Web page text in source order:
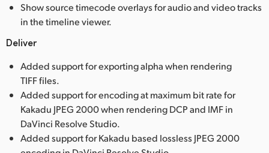
Show source timecode overlays for audio and video tracks
in the timeline viewer.
Deliver
Added support for exporting alpha when rendering
TIFF files.
Added support for encoding at maximum bit rate for
Kakadu JPEG 2000 when rendering DCP and IMF in
DaVinci Resolve Studio.
Added support for Kakadu based lossless JPEG 2000